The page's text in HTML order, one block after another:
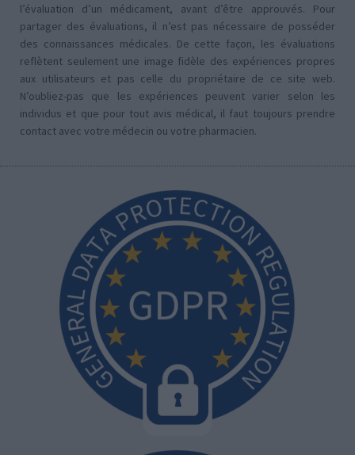
l’évaluation d’un médicament, avant d’être approuvés. Pour
partager des évaluations, il n’est pas nécessaire de posséder
des connaissances médicales. De cette façon, les évaluations
reflètent seulement une image fidèle des expériences propres
aux utilisateurs et pas celle du propriétaire de ce site web.
N’oubliez-pas que les expériences peuvent varier selon les
individus et que pour tout avis médical, il faut toujours prendre
contact avec votre médecin ou votre pharmacien.